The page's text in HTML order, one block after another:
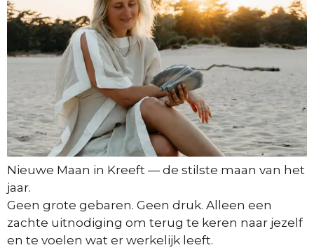
Nieuwe Maan in Kreeft — de stilste maan van het
jaar.
Geen grote gebaren. Geen druk. Alleen een
zachte uitnodiging om terug te keren naar jezelf
en te voelen wat er werkelijk leeft.